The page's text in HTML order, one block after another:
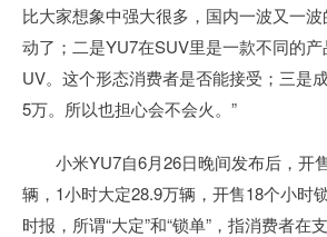
比大家想象中强大很多，国内一波又一
动了；二是YU7在SUV里是一款不同的
UV。这个形态消费者是否能接受；三是
5万。所以也担心会不会火。”
小米YU7自6月26日晚间发布后，开
辆，1小时大定28.9万辆，开售18个小时
时报，所谓“大定”和“锁单”，指消费者在